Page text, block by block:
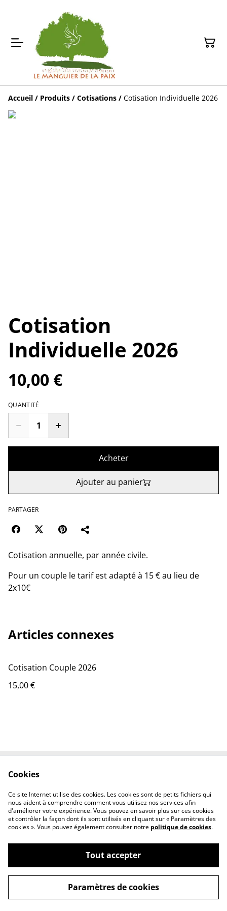
Accueil / Produits / Cotisations / Cotisation Individuelle 2026
Cotisation
Individuelle 2026
10,00 €
QUANTITÉ
Acheter
Ajouter au panier
PARTAGER
Cotisation annuelle, par année civile.
Pour un couple le tarif est adapté à 15 € au lieu de
2x10€
Articles connexes
Cotisation Couple 2026
15,00 €
Politique de
confidentialité
Politique de cookies
©2026LE MANGUIER DE LA PAIX
powered by
Cookies
Ce site Internet utilise des cookies. Les cookies sont de petits fichiers qui
nous aident à comprendre comment vous utilisez nos services afin
d'améliorer votre expérience. Vous pouvez en savoir plus sur ces cookies
et contrôler la façon dont ils sont utilisés en cliquant sur « Paramètres des
cookies ». Vous pouvez également consulter notre politique de cookies.
Tout accepter
Paramètres de cookies